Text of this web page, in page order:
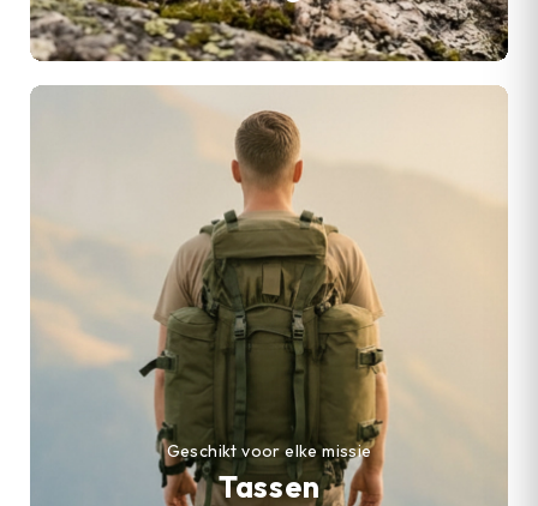
Tassen
Geschikt voor elke missie